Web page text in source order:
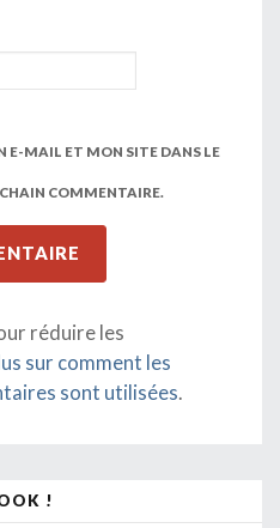
E-MAIL ET MON SITE DANS LE
COMMENTAIRE.
réduire les
sur comment les
sont utilisées.
!